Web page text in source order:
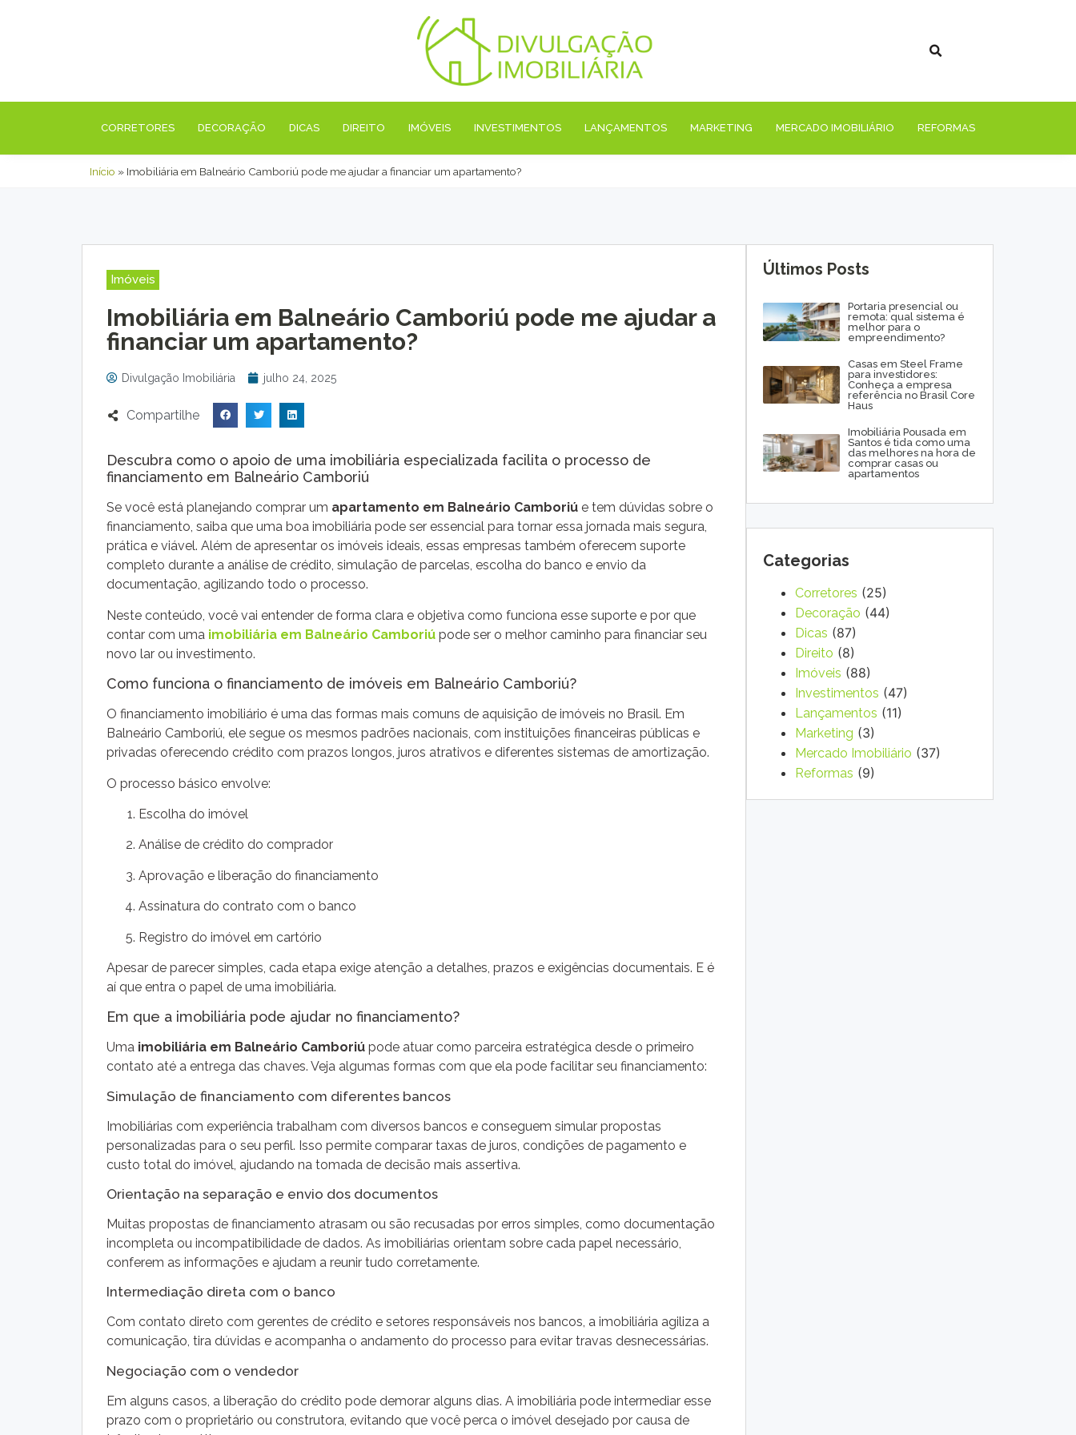
CORRETORES DECORAÇÃO DICAS DIREITO IMÓVEIS INVESTIMENTOS LANÇAMENTOS MARKETING MERCADO IMOBILIÁRIO REFORMAS
Início » Imobiliária em Balneário Camboriú pode me ajudar a financiar um apartamento?
Imóveis
Imobiliária em Balneário Camboriú pode me ajudar a
financiar um apartamento?
Divulgação Imobiliária julho 24, 2025
Compartilhe
Descubra como o apoio de uma imobiliária especializada facilita o processo de
financiamento em Balneário Camboriú
Se você está planejando comprar um apartamento em Balneário Camboriú e tem dúvidas sobre o
financiamento, saiba que uma boa imobiliária pode ser essencial para tornar essa jornada mais segura,
prática e viável. Além de apresentar os imóveis ideais, essas empresas também oferecem suporte
completo durante a análise de crédito, simulação de parcelas, escolha do banco e envio da
documentação, agilizando todo o processo.
Neste conteúdo, você vai entender de forma clara e objetiva como funciona esse suporte e por que
contar com uma imobiliária em Balneário Camboriú pode ser o melhor caminho para financiar seu
novo lar ou investimento.
Como funciona o financiamento de imóveis em Balneário Camboriú?
O financiamento imobiliário é uma das formas mais comuns de aquisição de imóveis no Brasil. Em
Balneário Camboriú, ele segue os mesmos padrões nacionais, com instituições financeiras públicas e
privadas oferecendo crédito com prazos longos, juros atrativos e diferentes sistemas de amortização.
O processo básico envolve:
Escolha do imóvel
Análise de crédito do comprador
Aprovação e liberação do financiamento
Assinatura do contrato com o banco
Registro do imóvel em cartório
Apesar de parecer simples, cada etapa exige atenção a detalhes, prazos e exigências documentais. E é
aí que entra o papel de uma imobiliária.
Em que a imobiliária pode ajudar no financiamento?
Uma imobiliária em Balneário Camboriú pode atuar como parceira estratégica desde o primeiro
contato até a entrega das chaves. Veja algumas formas com que ela pode facilitar seu financiamento:
Simulação de financiamento com diferentes bancos
Imobiliárias com experiência trabalham com diversos bancos e conseguem simular propostas
personalizadas para o seu perfil. Isso permite comparar taxas de juros, condições de pagamento e
custo total do imóvel, ajudando na tomada de decisão mais assertiva.
Orientação na separação e envio dos documentos
Muitas propostas de financiamento atrasam ou são recusadas por erros simples, como documentação
incompleta ou incompatibilidade de dados. As imobiliárias orientam sobre cada papel necessário,
conferem as informações e ajudam a reunir tudo corretamente.
Intermediação direta com o banco
Com contato direto com gerentes de crédito e setores responsáveis nos bancos, a imobiliária agiliza a
comunicação, tira dúvidas e acompanha o andamento do processo para evitar travas desnecessárias.
Negociação com o vendedor
Em alguns casos, a liberação do crédito pode demorar alguns dias. A imobiliária pode intermediar esse
prazo com o proprietário ou construtora, evitando que você perca o imóvel desejado por causa de
Últimos Posts
Portaria presencial ou
remota: qual sistema é
melhor para o
empreendimento?
Casas em Steel Frame
para investidores:
Conheça a empresa
referência no Brasil Core
Haus
Imobiliária Pousada em
Santos é tida como uma
das melhores na hora de
comprar casas ou
apartamentos
Categorias
Corretores (25)
Decoração (44)
Dicas (87)
Direito (8)
Imóveis (88)
Investimentos (47)
Lançamentos (11)
Marketing (3)
Mercado Imobiliário (37)
Reformas (9)